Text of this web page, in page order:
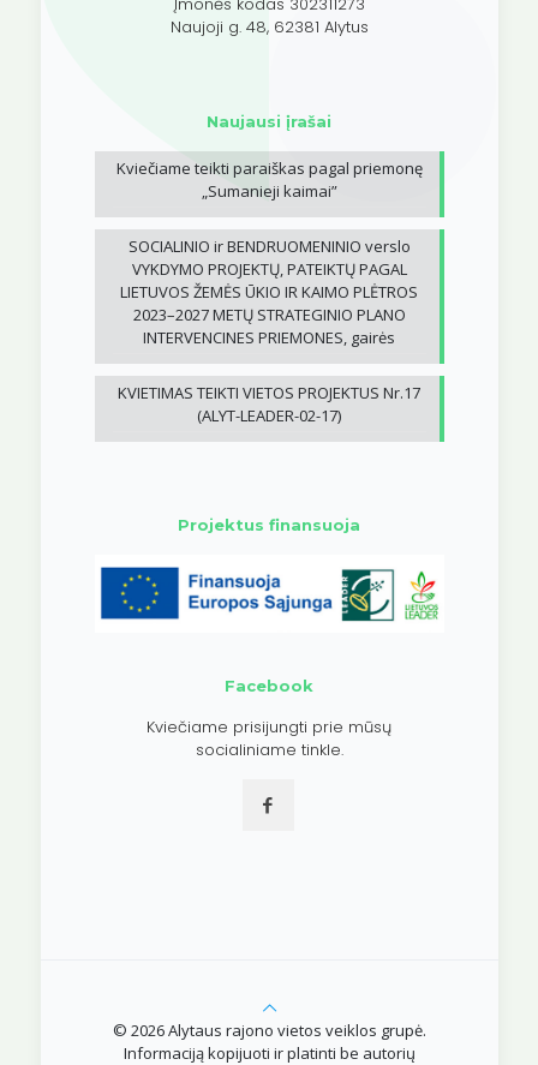
Naujoji g. 48, 62381 Alytus
Naujausi įrašai
Kviečiame teikti paraiškas pagal priemonę
„Sumanieji kaimai”
SOCIALINIO ir BENDRUOMENINIO verslo
VYKDYMO PROJEKTŲ, PATEIKTŲ PAGAL
LIETUVOS ŽEMĖS ŪKIO IR KAIMO PLĖTROS
2023–2027 METŲ STRATEGINIO PLANO
INTERVENCINES PRIEMONES, gairės
KVIETIMAS TEIKTI VIETOS PROJEKTUS Nr.17
(ALYT-LEADER-02-17)
Projektus finansuoja
Facebook
Kviečiame prisijungti prie mūsų
socialiniame tinkle.
© 2026 Alytaus rajono vietos veiklos grupė.
Informaciją kopijuoti ir platinti be autorių